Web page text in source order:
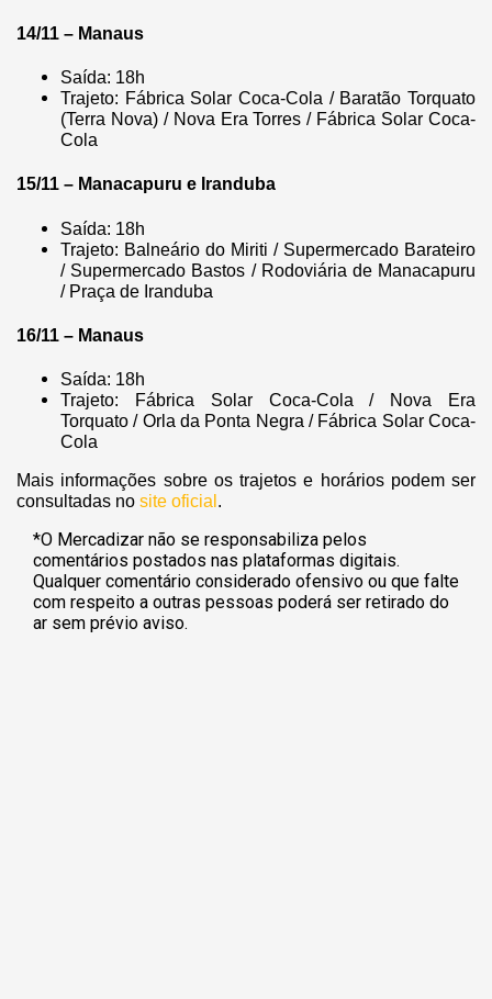
14/11 – Manaus
Saída: 18h
Trajeto: Fábrica Solar Coca-Cola / Baratão Torquato
(Terra Nova) / Nova Era Torres / Fábrica Solar Coca-
Cola
15/11 – Manacapuru e Iranduba
Saída: 18h
Trajeto: Balneário do Miriti / Supermercado Barateiro
/ Supermercado Bastos / Rodoviária de Manacapuru
/ Praça de Iranduba
16/11 – Manaus
Saída: 18h
Trajeto: Fábrica Solar Coca-Cola / Nova Era
Torquato / Orla da Ponta Negra / Fábrica Solar Coca-
Cola
Mais informações sobre os trajetos e horários podem ser
consultadas no site oficial .
*O Mercadizar não se responsabiliza pelos
comentários postados nas plataformas digitais.
Qualquer comentário considerado ofensivo ou que falte
com respeito a outras pessoas poderá ser retirado do
ar sem prévio aviso.